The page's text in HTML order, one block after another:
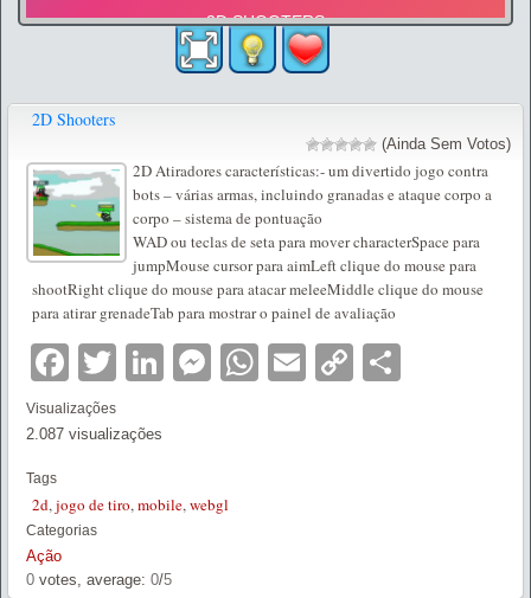
2D Shooters
(Ainda Sem Votos)
2D Atiradores características:- um divertido jogo contra
bots – várias armas, incluindo granadas e ataque corpo a
corpo – sistema de pontuação
WAD ou teclas de seta para mover characterSpace para
jumpMouse cursor para aimLeft clique do mouse para
shootRight clique do mouse para atacar meleeMiddle clique do mouse
para atirar grenadeTab para mostrar o painel de avaliação
Facebook
TwitterLinkedIn
Messenger
WhatsApp
EmailCopy
Visualizações
2.087 visualizações
Tags
2d,jogo de tiro,mobile,webgl
Categorias
Ação
0 votes, average: 0/5